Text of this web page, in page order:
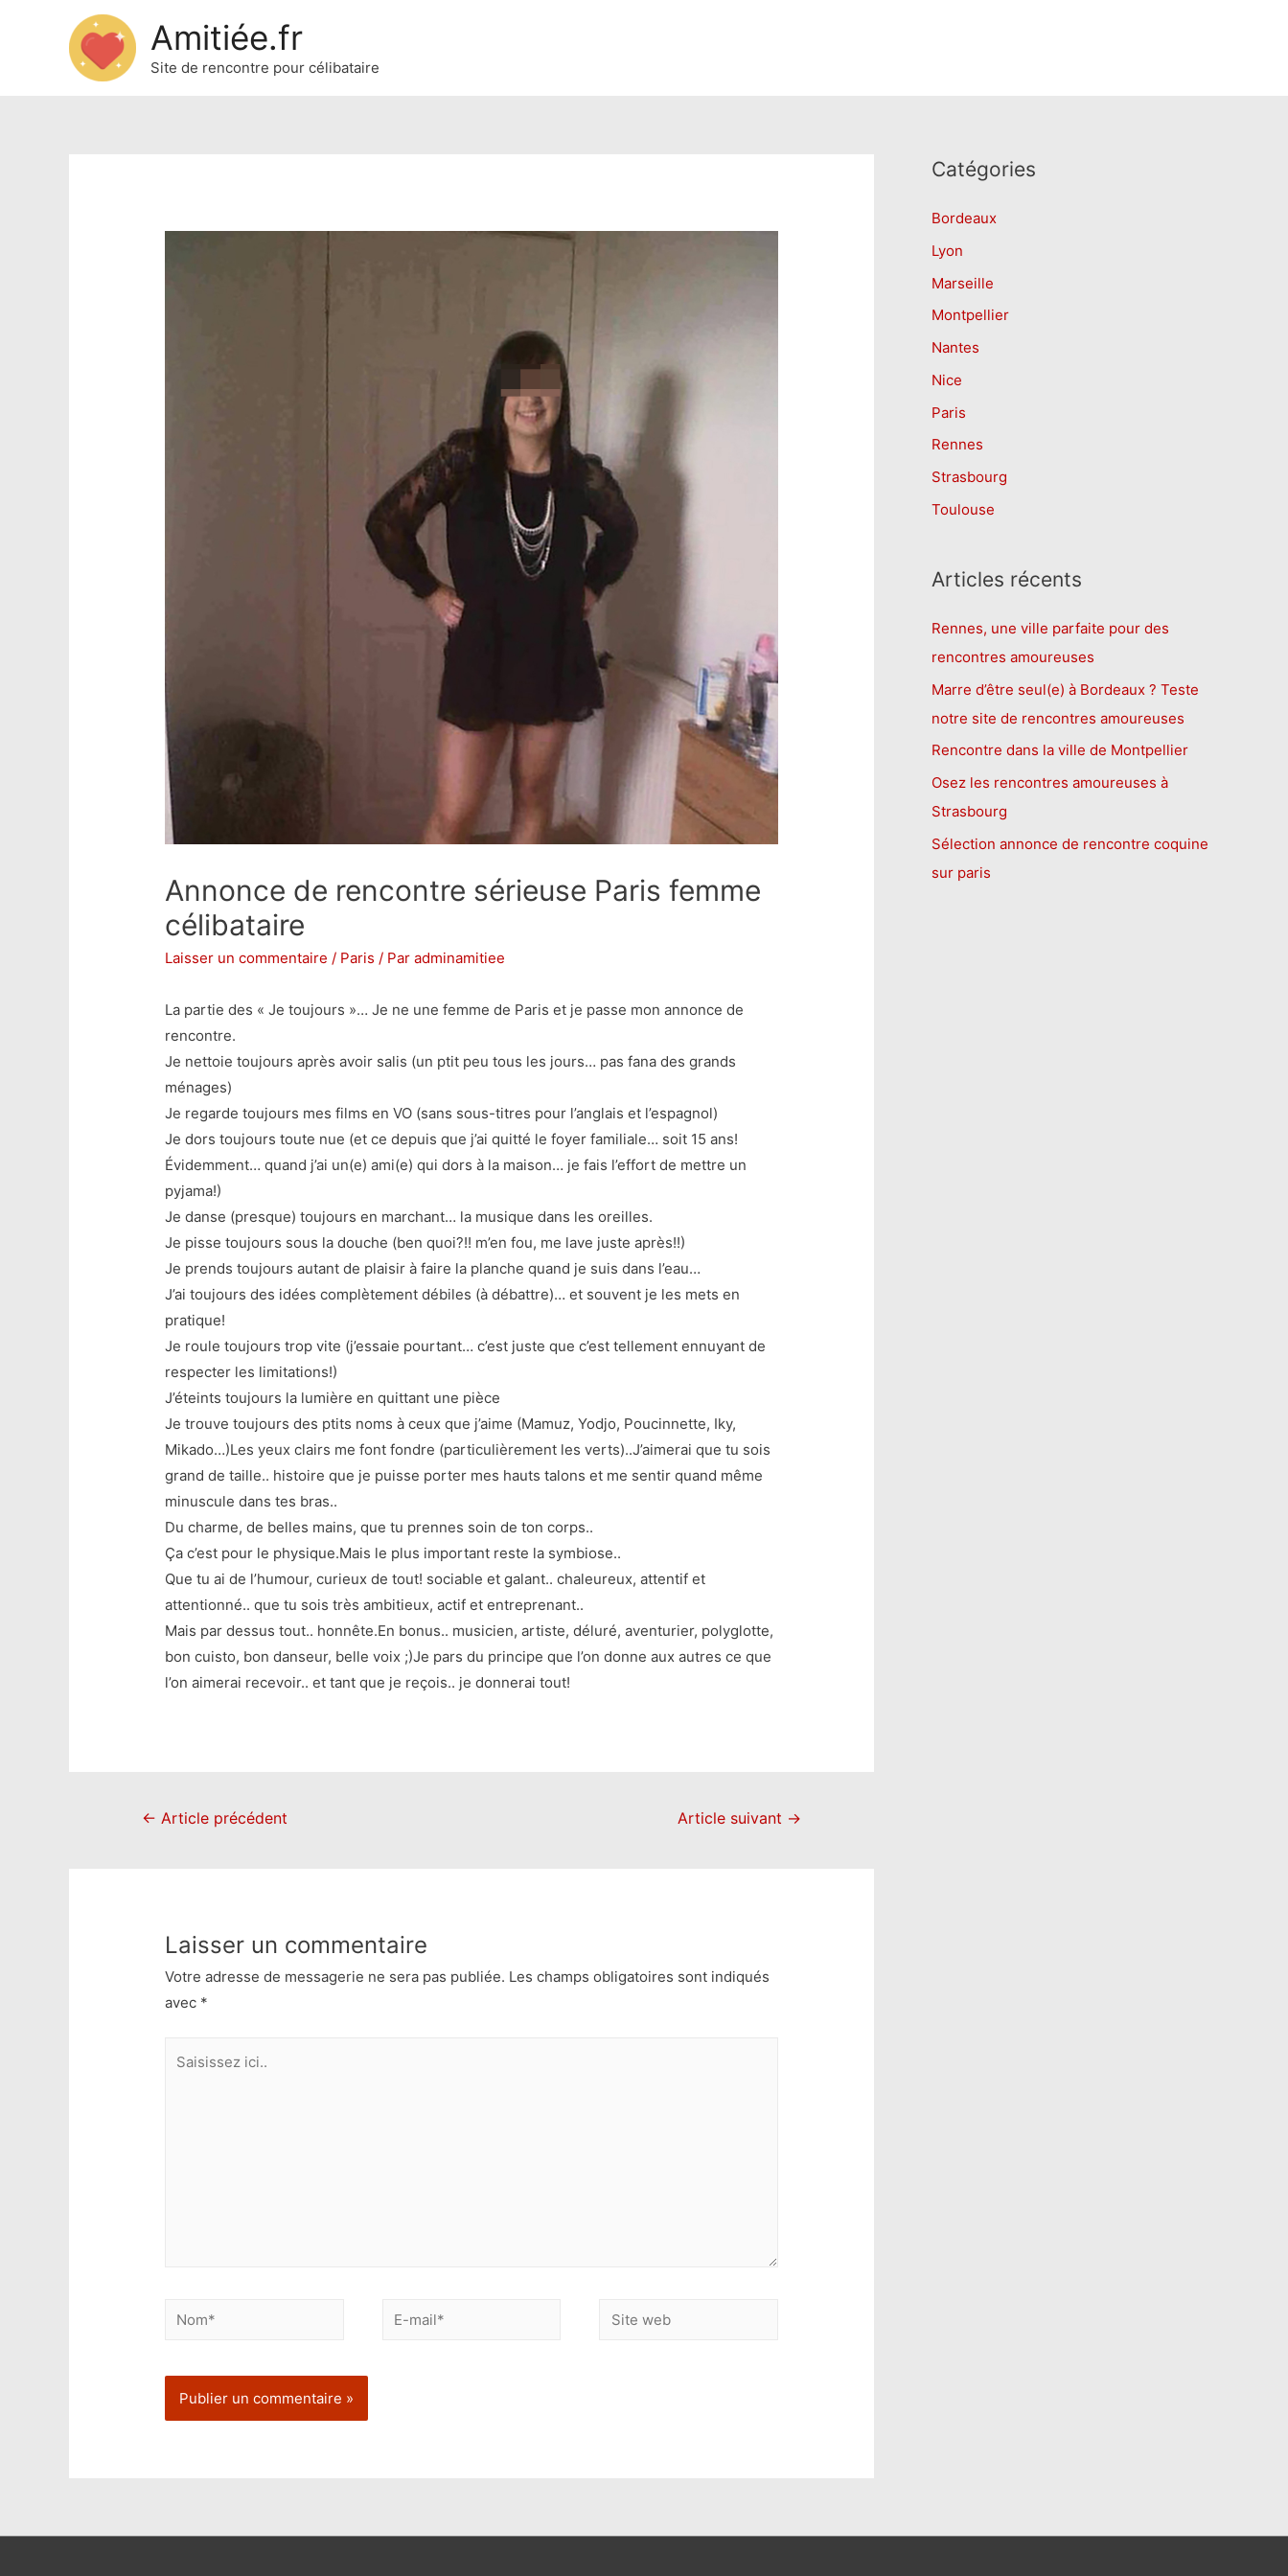
Amitiée.fr
Site de rencontre pour célibataire
Annonce de rencontre sérieuse Paris femme
célibataire
Laisser un commentaire / Paris / Paradminamitiee
La partie des « Je toujours »… Je ne une femme de Paris et je passe mon annonce de
rencontre.
Je nettoie toujours après avoir salis (un ptit peu tous les jours… pas fana des grands
ménages)
Je regarde toujours mes films en VO (sans sous-titres pour l’anglais et l’espagnol)
Je dors toujours toute nue (et ce depuis que j’ai quitté le foyer familiale… soit 15 ans!
Évidemment… quand j’ai un(e) ami(e) qui dors à la maison… je fais l’effort de mettre un
pyjama!)
Je danse (presque) toujours en marchant… la musique dans les oreilles.
Je pisse toujours sous la douche (ben quoi?!! m’en fou, me lave juste après!!)
Je prends toujours autant de plaisir à faire la planche quand je suis dans l’eau…
J’ai toujours des idées complètement débiles (à débattre)… et souvent je les mets en
pratique!
Je roule toujours trop vite (j’essaie pourtant… c’est juste que c’est tellement ennuyant de
respecter les limitations!)
J’éteints toujours la lumière en quittant une pièce
Je trouve toujours des ptits noms à ceux que j’aime (Mamuz, Yodjo, Poucinnette, Iky,
Mikado…)Les yeux clairs me font fondre (particulièrement les verts)..J’aimerai que tu sois
grand de taille.. histoire que je puisse porter mes hauts talons et me sentir quand même
minuscule dans tes bras..
Du charme, de belles mains, que tu prennes soin de ton corps..
Ça c’est pour le physique.Mais le plus important reste la symbiose..
Que tu ai de l’humour, curieux de tout! sociable et galant.. chaleureux, attentif et
attentionné.. que tu sois très ambitieux, actif et entreprenant..
Mais par dessus tout.. honnête.En bonus.. musicien, artiste, déluré, aventurier, polyglotte,
bon cuisto, bon danseur, belle voix ;)Je pars du principe que l’on donne aux autres ce que
l’on aimerai recevoir.. et tant que je reçois.. je donnerai tout!
Navigation
← Article précédent Article suivant →
Laisser un commentaire
Votre adresse de messagerie ne sera pas publiée. Les champs obligatoires sont indiqués
avec *
Nom*
E-
Site
Catégories
Bordeaux
Lyon
Marseille
Montpellier
Nantes
Nice
Paris
Rennes
Strasbourg
Toulouse
Articles récents
Rennes, une ville parfaite pour des
rencontres amoureuses
Marre d’être seul(e) à Bordeaux ? Teste
notre site de rencontres amoureuses
Rencontre dans la ville de Montpellier
Osez les rencontres amoureuses à
Strasbourg
Sélection annonce de rencontre coquine
sur paris